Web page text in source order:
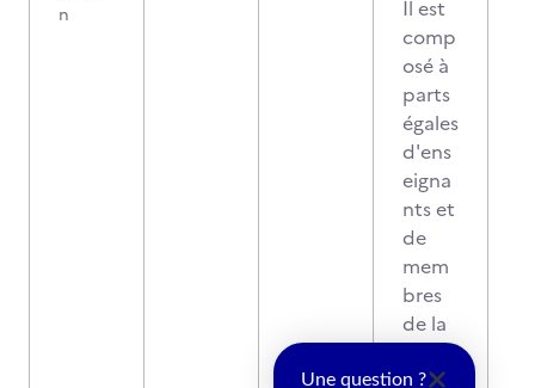
n
Il est
comp
osé à
parts
égales
d'ens
eigna
nts et
de
mem
bres
de la
profe
ssion
Une question ?